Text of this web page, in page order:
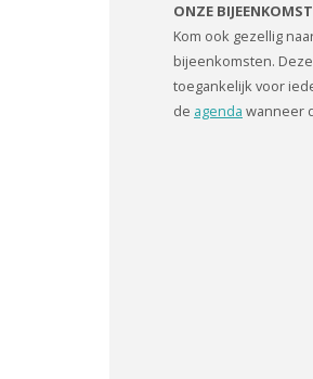
ONZE
Kom ook gezellig
bijeenkomsten.
toegankelijk voor
de agenda wanneer